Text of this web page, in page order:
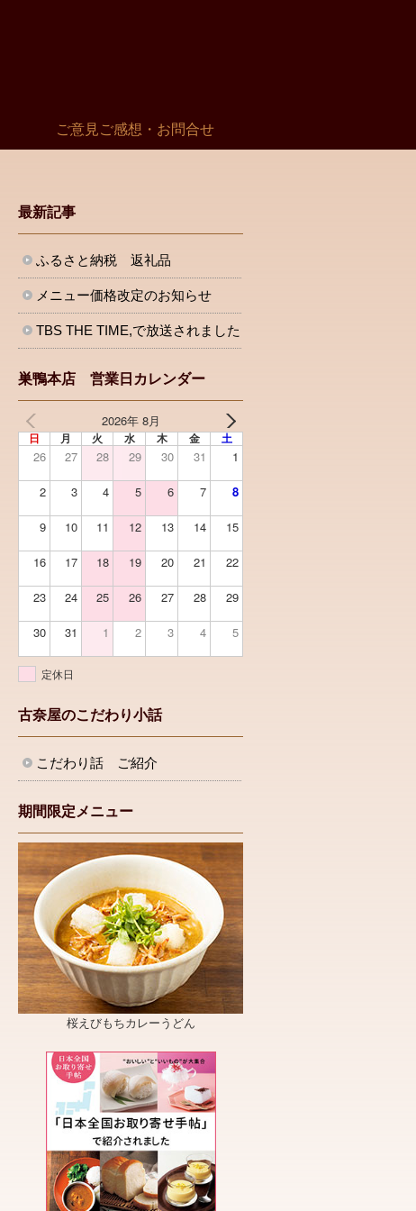
ご意見ご感想・お問合せ
最新記事
ふるさと納税 返礼品
メニュー価格改定のお知らせ
TBS THE TIME,で放送されました
巣鴨本店 営業日カレンダー
2026年 8月
日 月 火 水 木 金 土
26 27 28 29 30 31 1
2 3 4 5 6 7 8
9 10 11 12 13 14 15
16 17 18 19 20 21 22
23 24 25 26 27 28 29
30 31 1 2 3 4 5
定休日
古奈屋のこだわり小話
こだわり話 ご紹介
期間限定メニュー
桜えびもちカレーうどん